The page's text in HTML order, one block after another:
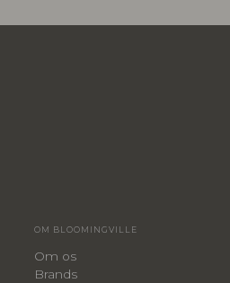
OM BLOOMINGVILLE
Om os
Brands